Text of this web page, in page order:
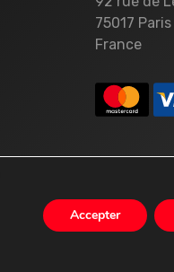
75017 Paris
France
Accepter